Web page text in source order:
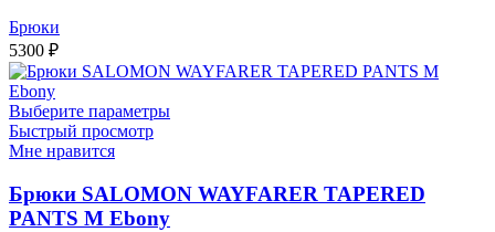
Брюки
5300 ₽
Выберите параметры
Быстрый просмотр
Мне нравится
Брюки SALOMON WAYFARER TAPERED
PANTS M Ebony